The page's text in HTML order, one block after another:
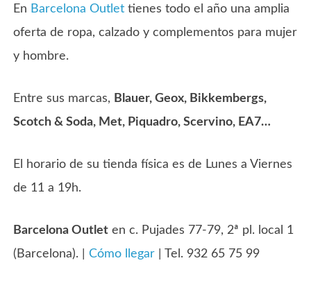
En Barcelona Outlet tienes todo el año una amplia
oferta de ropa, calzado y complementos para mujer
y hombre.
Entre sus marcas, Blauer, Geox, Bikkembergs,
Scotch & Soda, Met, Piquadro, Scervino, EA7…
El horario de su tienda física es de Lunes a Viernes
de 11 a 19h.
Barcelona Outlet en c. Pujades 77-79, 2ª pl. local 1
(Barcelona). |Cómo llegar | Tel. 932 65 75 99